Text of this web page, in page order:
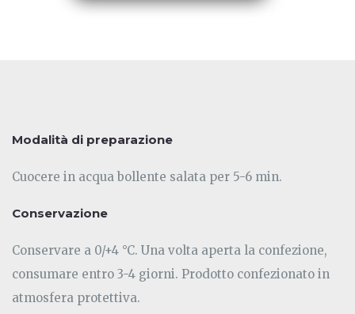
Modalità di preparazione
Cuocere in acqua bollente salata per 5-6 min.
Conservazione
Conservare a 0/+4 °C. Una volta aperta la confezione,
consumare entro 3-4 giorni. Prodotto confezionato in
atmosfera protettiva.